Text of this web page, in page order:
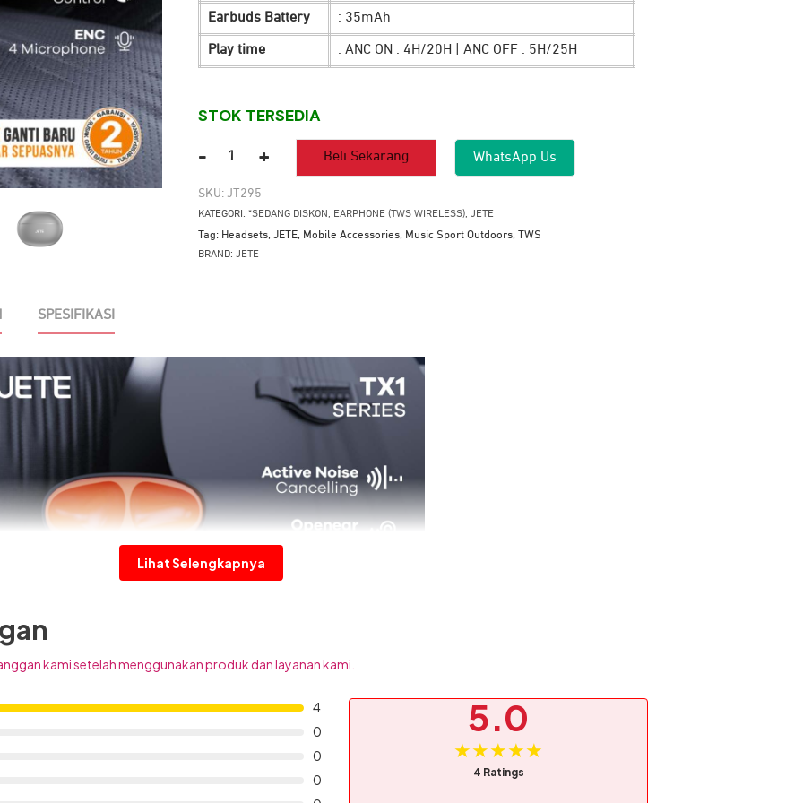
Earbuds Battery : 35mAh
Play time : ANC ON : 4H/20H | ANC OFF : 5H/25H
STOK TERSEDIA
-
TWS
JETE
TX1
+ Beli Sekarang WhatsApp Us
SKU: JT295
KATEGORI: *SEDANG DISKON, EARPHONE (TWS WIRELESS), JETE
Tag: Headsets, JETE, Mobile Accessories, Music Sport Outdoors, TWS
BRAND: JETE
SPESIFIKASI
Lihat Selengkapnya
kami setelah menggunakan produk dan layanan kami.
4
0
0
0
5.0
★★★★★
4 Ratings